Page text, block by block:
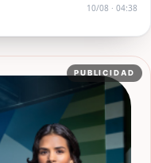
10/08 · 04:38
PUBLICIDAD